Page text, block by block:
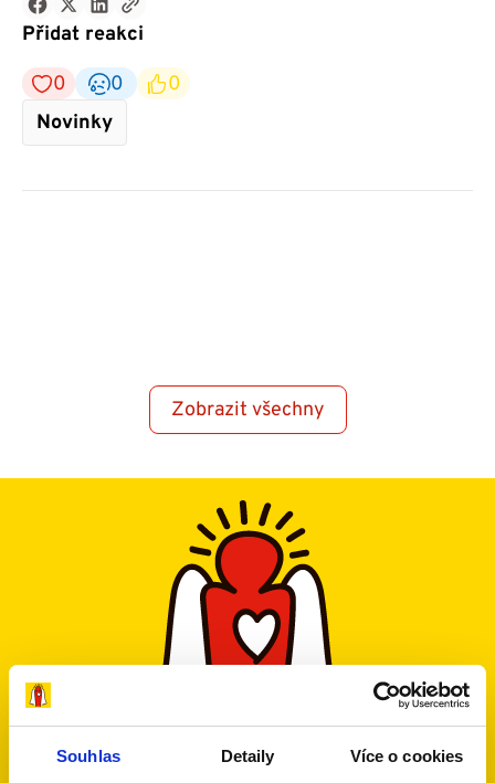
Souhlas Detaily Více o cookies
Přidat reakci
0
0
0
Novinky
Zobrazit všechny